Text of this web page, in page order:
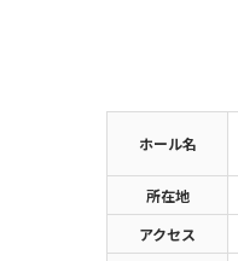
ホール名
所在地
アクセス